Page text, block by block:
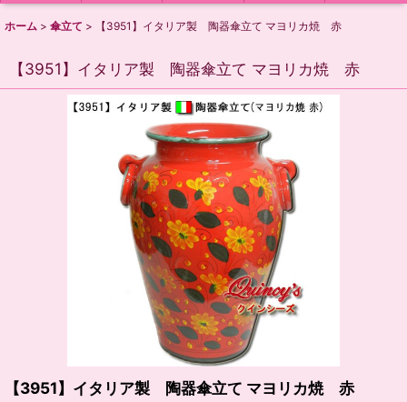
ホーム > 傘立て > 【3951】イタリア製 陶器傘立て マヨリカ焼 赤
【3951】イタリア製 陶器傘立て マヨリカ焼 赤
【3951】イタリア製 陶器傘立て マヨリカ焼 赤